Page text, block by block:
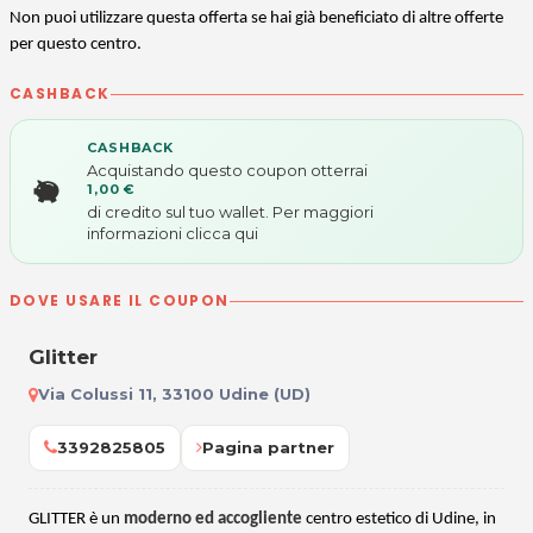
Non puoi utilizzare questa offerta se hai già beneficiato di altre offerte
per questo centro.
CASHBACK
CASHBACK
Acquistando questo coupon otterrai
1,00 €
di credito sul tuo wallet. Per maggiori
informazioni clicca qui
DOVE USARE IL COUPON
Glitter
Via Colussi 11, 33100 Udine (UD)
3392825805 Pagina partner
GLITTER è un moderno ed accogliente centro estetico di Udine, in